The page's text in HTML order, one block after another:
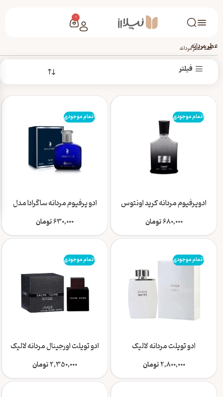
0
خانه/عطر مردانهعطر مردانه
فیلتر
اتمام موجودی
ادوپرفیوم مردانه کرید اونتوس
ساگرادا 100 میل
680,000تومان
اتمام موجودی
ادو پرفیوم مردانه ساگرادا مدل
میل
630,000تومان
اتمام موجودی
ادو تویلت مردانه لالیک
125 میل
2,800,000تومان
اتمام موجودی
ادو تویلت اورجینال مردانه لالیک
2,350,000تومان